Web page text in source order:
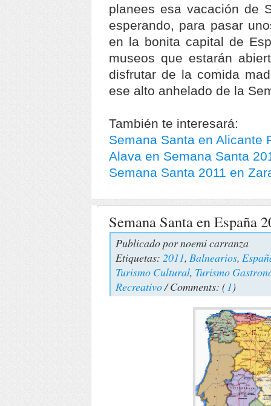
planees esa vacación de
esperando, para pasar
en la bonita capital de
museos que estarán
disfrutar de la comida
ese alto anhelado de la
También te interesará:
Semana Santa en Alicante
Alava en Semana Santa
Semana Santa 2011 en
Semana Santa en España
Publicado pornoemi carranza
Etiquetas: 2011, Balnearios,
Turismo Cultural, Turismo
Recreativo/ Comments: (1)